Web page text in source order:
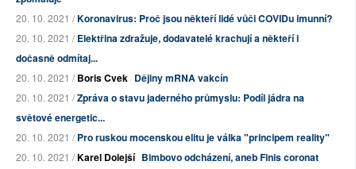
20. 10. 2021 /Koronavirus: Proč jsou někteří lidé vůči COVIDu imunní?
20. 10. 2021 /Elektřina zdražuje, dodavatelé krachují a někteří i
dočasně odmítaj...
20. 10. 2021 /Boris Cvek Dějiny mRNA vakcín
20. 10. 2021 /Zpráva o stavu jaderného průmyslu: Podíl jádra na
světové energetic...
20. 10. 2021 /Pro ruskou mocenskou elitu je válka "principem reality"
20. 10. 2021 /Karel Dolejší Bimbovo odcházení, aneb Finis coronat